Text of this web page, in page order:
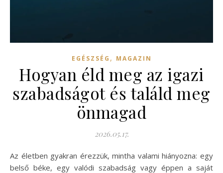
EGÉSZSÉG , MAGAZIN
Hogyan éld meg az igazi
szabadságot és találd meg
önmagad
2026.05.17.
Az életben gyakran érezzük, mintha valami hiányozna: egy
belső béke, egy valódi szabadság vagy éppen a saját